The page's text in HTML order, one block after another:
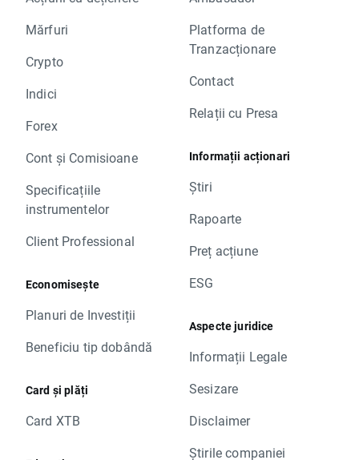
Mărfuri
Crypto
Indici
Forex
Cont și Comisioane
Specificațiile
instrumentelor
Client Professional
Economisește
Planuri de Investiții
Beneficiu tip dobândă
Card și plăți
Card XTB
Platforma de
Tranzacționare
Contact
Relații cu Presa
Informații acționari
Știri
Rapoarte
Preț acțiune
ESG
Aspecte juridice
Informații Legale
Sesizare
Disclaimer
Știrile companiei